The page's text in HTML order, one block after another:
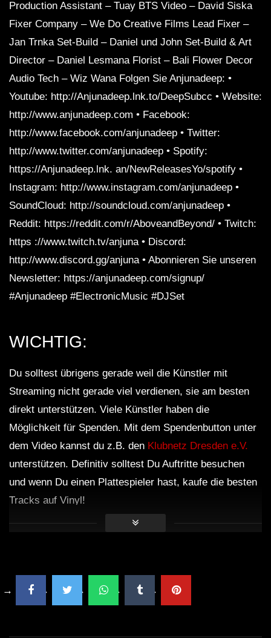
Production Assistant – Tuay BTS Video – David Siska
Fixer Company – We Do Creative Films Lead Fixer –
Jan Trnka Set-Build – Daniel und John Set-Build & Art
Director – Daniel Lesmana Florist – Bali Flower Decor
Audio Tech – Wiz Wana Folgen Sie Anjunadeep: •
Youtube: http://Anjunadeep.lnk.to/DeepSubcc • Website:
http://www.anjunadeep.com • Facebook:
http://www.facebook.com/anjunadeep • Twitter:
http://www.twitter.com/anjunadeep • Spotify:
https://Anjunadeep.lnk. an/NewReleasesYo/spotify •
Instagram: http://www.instagram.com/anjunadeep •
SoundCloud: http://soundcloud.com/anjunadeep •
Reddit: https://reddit.com/r/AboveandBeyond/ • Twitch:
https ://www.twitch.tv/anjuna • Discord:
http://www.discord.gg/anjuna • Abonnieren Sie unseren
Newsletter: https://anjunadeep.com/signup/
#Anjunadeep #ElectronicMusic #DJSet
WICHTIG:
Du solltest übrigens gerade weil die Künstler mit
Streaming nicht gerade viel verdienen, sie am besten
direkt unterstützen. Viele Künstler haben die
Möglichkeit für Spenden. Mit dem Spendenbutton unter
dem Video kannst du z.B. den Klubnetz Dresden e.V.
unterstützen. Definitiv solltest Du Auftritte besuchen
und wenn Du einen Plattespieler hast, kaufe die besten
Tracks auf Vinyl!